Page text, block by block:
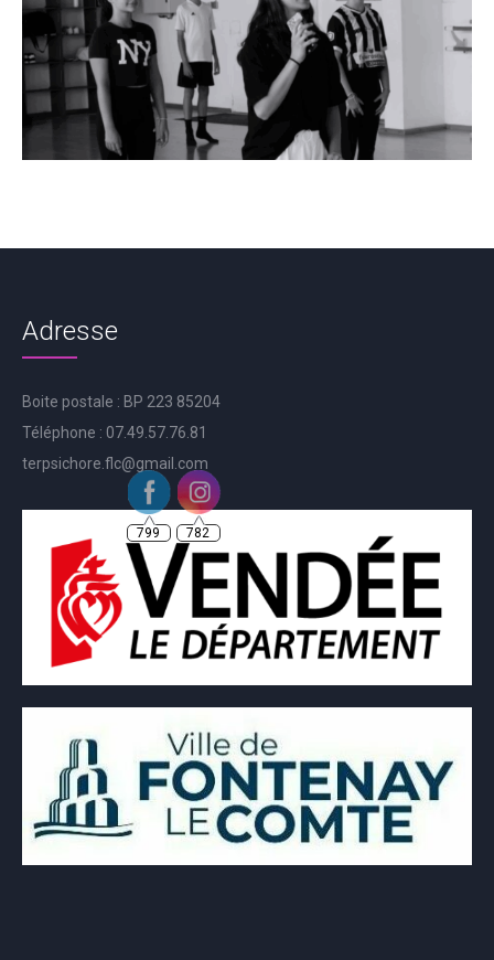
Adresse
Boite postale : BP 223 85204
Téléphone : 07.49.57.76.81
terpsichore.flc@gmail.com
799 782